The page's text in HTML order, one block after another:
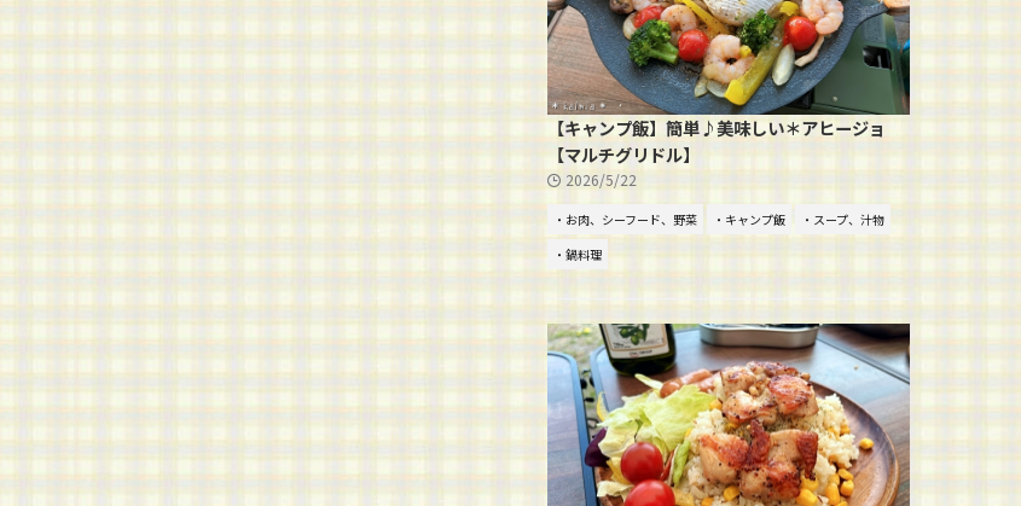
【キャンプ飯】簡単♪美味しい＊アヒージョ
【マルチグリドル】
2026/5/22
・お肉、シーフード、野菜 ・キャンプ飯
・スープ、汁物
・鍋料理